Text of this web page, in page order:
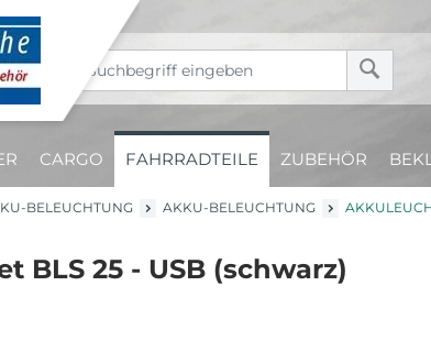
CARGO FAHRRADTEILE ZUBEHÖR
BELEUCHTUNG AKKU-BELEUCHTUNG
BLS 25 - USB (schwarz)